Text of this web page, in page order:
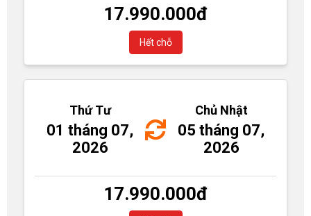
17.990.000đ
Hết chỗ
Thứ Tư
01 tháng 07,
2026
Chủ Nhật
05 tháng 07,
2026
17.990.000đ